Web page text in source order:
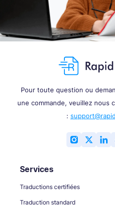
Pour toute question ou
une commande, veuillez nous
:
Services
Traductions certifiées
Traduction standard